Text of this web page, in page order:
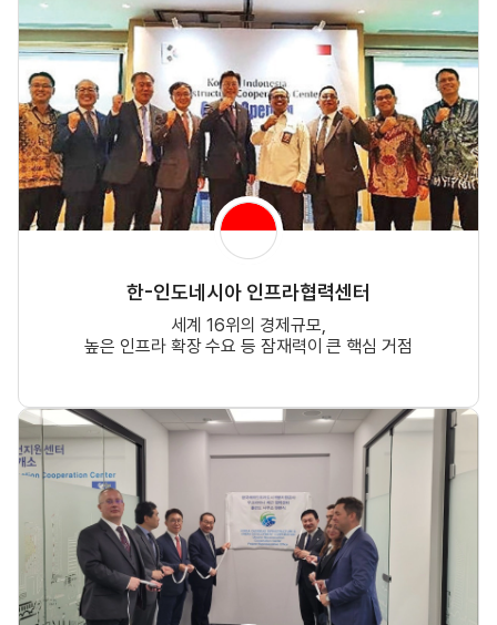
한-인도네시아 인프라협력센터
세계 16위의 경제규모,
높은 인프라 확장 수요 등 잠재력이 큰 핵심 거점